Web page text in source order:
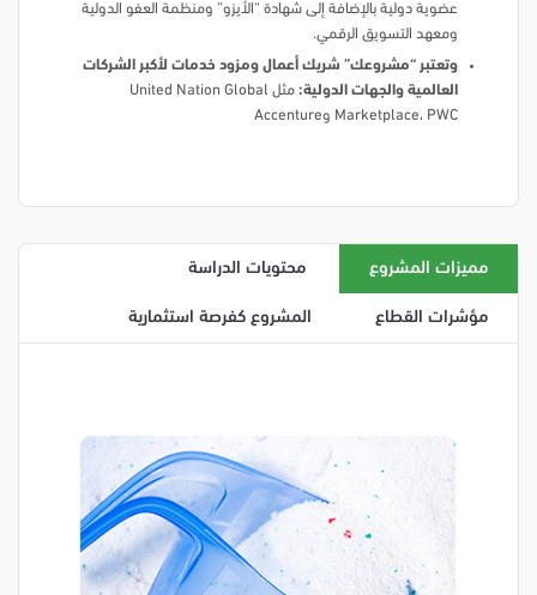
عضوية دولية بالإضافة إلى شهادة “الأيزو” ومنظمة العفو الدولية
ومعهد التسويق الرقمي.
وتعتبر “مشروعك” شريك أعمال ومزود خدمات لأكبر الشركات
العالمية والجهات الدولية:
مثل United Nation Global
Marketplace، PWC وAccenture
مميزات المشروع محتويات الدراسة
مؤشرات القطاع المشروع كفرصة استثمارية